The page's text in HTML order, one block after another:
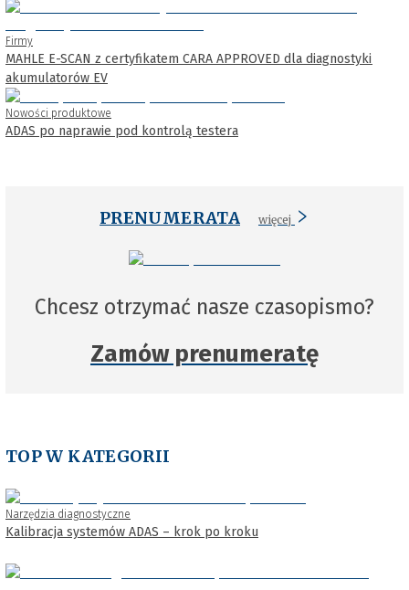
Firmy
MAHLE E-SCAN z certyfikatem CARA APPROVED dla diagnostyki
akumulatorów EV
Nowości produktowe
ADAS po naprawie pod kontrolą testera
PRENUMERATA więcej
Chcesz otrzymać nasze czasopismo?
Zamów prenumeratę
TOP W KATEGORII
Narzędzia diagnostyczne
Kalibracja systemów ADAS – krok po kroku